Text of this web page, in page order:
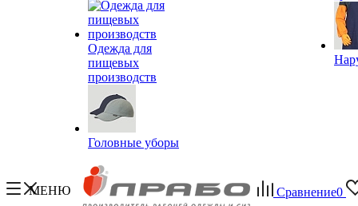
Одежда для
пищевых
производств
Головные уборы
МЕНЮ Сравнение0